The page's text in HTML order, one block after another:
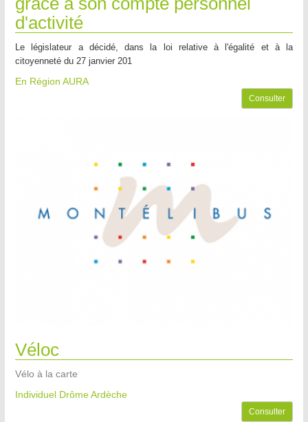
d'activité
Le législateur a décidé, dans la loi relative à l'égalité et à la
citoyenneté du 27 janvier 201
En Région AURA
Consulter
Véloc
Vélo à la carte
Individuel Drôme Ardèche
Consulter